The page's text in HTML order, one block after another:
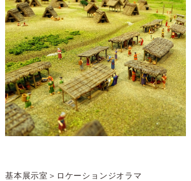
基本展示室＞ロケーションジオラマ